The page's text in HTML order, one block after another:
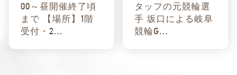
00～昼開催終了頃
まで 【場所】1階
受付・2...
タッフの元競輪選
手 坂口による岐阜
競輪G...